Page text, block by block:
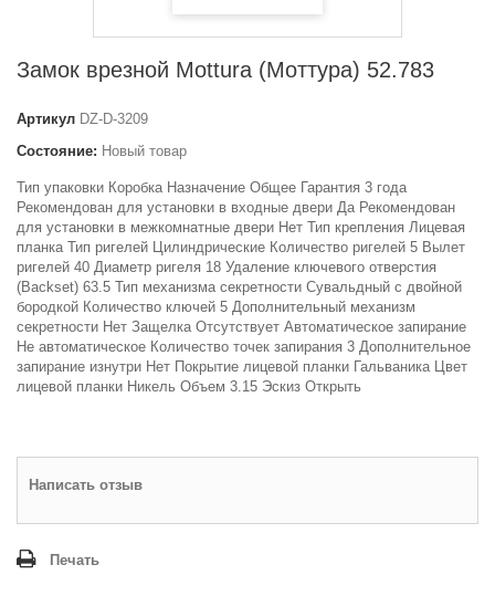
Замок врезной Mottura (Моттура) 52.783
Артикул DZ-D-3209
Состояние: Новый товар
Тип упаковки Коробка Назначение Общее Гарантия 3 года
Рекомендован для установки в входные двери Да Рекомендован
для установки в межкомнатные двери Нет Тип крепления Лицевая
планка Тип ригелей Цилиндрические Количество ригелей 5 Вылет
ригелей 40 Диаметр ригеля 18 Удаление ключевого отверстия
(Backset) 63.5 Тип механизма секретности Сувальдный с двойной
бородкой Количество ключей 5 Дополнительный механизм
секретности Нет Защелка Отсутствует Автоматическое запирание
Не автоматическое Количество точек запирания 3 Дополнительное
запирание изнутри Нет Покрытие лицевой планки Гальваника Цвет
лицевой планки Никель Объем 3.15 Эскиз Открыть
Написать отзыв
Печать